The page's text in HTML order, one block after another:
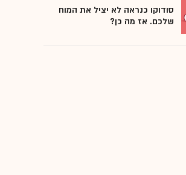
סודוקו כנראה לא יציל את המוח
שלכם. אז מה כן?